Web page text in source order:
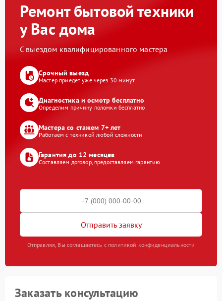
Ремонт бытовой техники
у Вас дома
С выездом квалифицированного мастера
Срочный выезд
Мастер приедет уже через 30 минут
Диагностика и осмотр бесплатно
Определим причину поломки бесплатно
Мастера со стажем 7+ лет
Работаем с техникой любой сложности
Гарантия до 12 месяцев
Составляем договор, предоставляем гарантию
Отправить заявку
Отправляя, Вы соглашаетесь с политикой конфиденциальности
Заказать консультацию